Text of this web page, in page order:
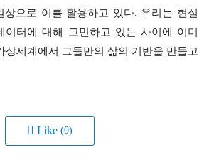
상으로 이를 활용하고 있다. 우리는 현실
이터에 대해 고민하고 있는 사이에 이미
상세계에서 그들만의 삶의 기반을 만들고
Like (0)